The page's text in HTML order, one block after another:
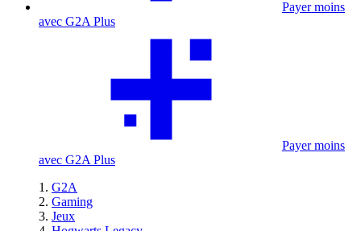
Payer moins
avec G2A Plus
Payer moins
avec G2A Plus
G2A
Gaming
Jeux